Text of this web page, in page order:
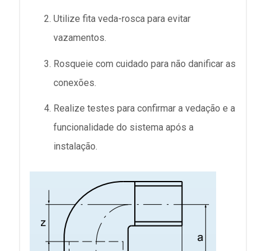
Utilize fita veda-rosca para evitar
vazamentos.
Rosqueie com cuidado para não danificar as
conexões.
Realize testes para confirmar a vedação e a
funcionalidade do sistema após a
instalação.